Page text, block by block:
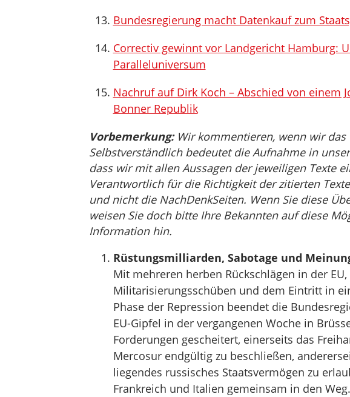
Bundesregierung macht Datenkauf zum
Correctiv gewinnt vor Landgericht Hamburg:
Paralleluniversum
Nachruf auf Dirk Koch – Abschied von einem
Bonner Republik
Vorbemerkung:Wir kommentieren, wenn wir das
Selbstverständlich bedeutet die Aufnahme in
dass wir mit allen Aussagen der jeweiligen Texte
Verantwortlich für die Richtigkeit der zitierten
und nicht die NachDenkSeiten. Wenn Sie diese
weisen Sie doch bitte Ihre Bekannten auf diese
Information hin.
Rüstungsmilliarden, Sabotage und
Mit mehreren herben Rückschlägen in der
Militarisierungsschüben und dem Eintritt in
Phase der Repression beendet die
EU-Gipfel in der vergangenen Woche in
Forderungen gescheitert, einerseits das
Mercosur endgültig zu beschließen,
liegendes russisches Staatsvermögen zu
Frankreich und Italien gemeinsam in den